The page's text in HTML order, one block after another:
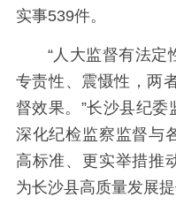
实事539件。
“人大监督有法定
专责性、震慑性，两
督效果。”长沙县纪
深化纪检监察监督与
高标准、更实举措推
为长沙县高质量发展提